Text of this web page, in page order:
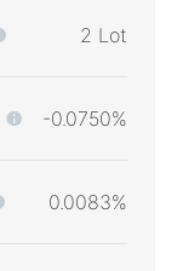
2 Lot
-0.0750%
0.0083%